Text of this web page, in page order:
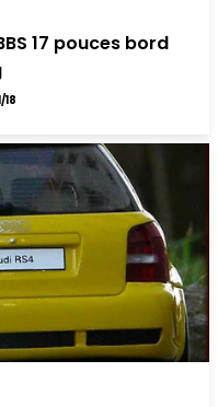
17 pouces bord
18